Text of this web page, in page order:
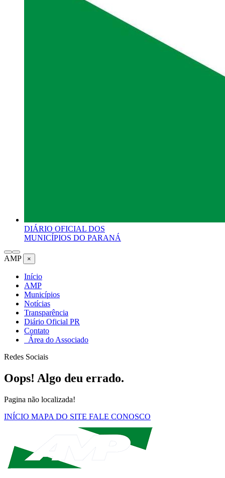
DIÁRIO OFICIAL DOS
MUNICÍPIOS DO PARANÁ
AMP ×
Início
AMP
Municípios
Notícias
Transparência
Diário Oficial PR
Contato
Área do Associado
Redes Sociais
Oops! Algo deu errado.
Pagina não localizada!
INÍCIO MAPA DO SITE FALE CONOSCO